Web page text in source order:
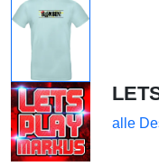
alle